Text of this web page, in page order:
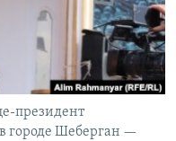
президент
городе Шеберган —